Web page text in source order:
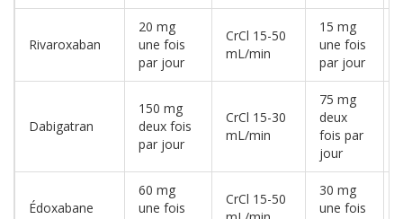
Rivaroxaban
20 mg
une fois
par jour
CrCl 15-50
mL/min
15 mg
une fois
par jour
Dabigatran
150 mg
deux fois
par jour
CrCl 15-30
mL/min
75 mg
deux
fois par
jour
Édoxabane
60 mg
une fois
CrCl 15-50
30 mg
une fois